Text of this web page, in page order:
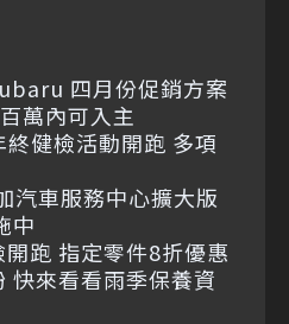
四月份促銷方案
萬內可入主
健檢活動開跑 多項
汽車服務中心擴大版
中
跑 指定零件8折優惠
快來看看雨季保養資